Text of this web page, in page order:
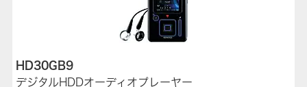
HD30GB9
デジタルHDDオーディオプレーヤー